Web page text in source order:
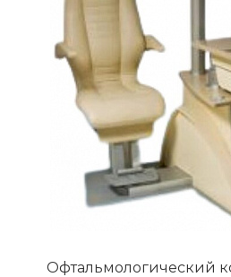
Офтальмологический